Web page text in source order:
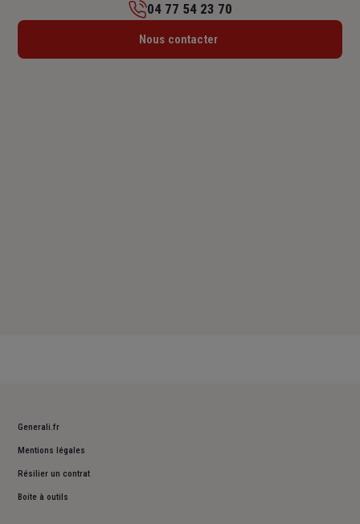
Lundi : 08h30 – 12h / 14h – 17h30
04 77 54 23 70
Nous contacter
Generali.fr
Mentions légales
Résilier un contrat
Boite à outils